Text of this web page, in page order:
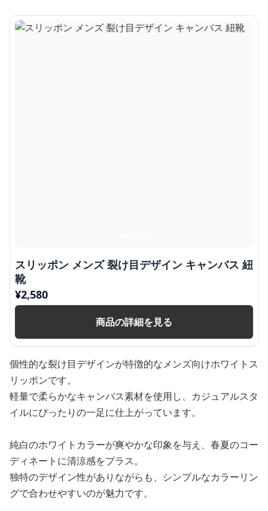
スリッポン メンズ 裂け目デザイン キャンバス 紐
靴
¥2,580
商品の詳細を見る
個性的な裂け目デザインが特徴的なメンズ向けホワイトス
リッポンです。
軽量で柔らかなキャンバス素材を使用し、カジュアルスタ
イルにぴったりの一足に仕上がっています。
純白のホワイトカラーが爽やかな印象を与え、春夏のコー
ディネートに清涼感をプラス。
独特のデザイン性がありながらも、シンプルなカラーリン
グで合わせやすいのが魅力です。